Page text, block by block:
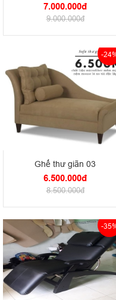
7.000.000đ
9.000.000đ
-
Ghế thư giãn 03
6.500.000đ
8.500.000đ
-